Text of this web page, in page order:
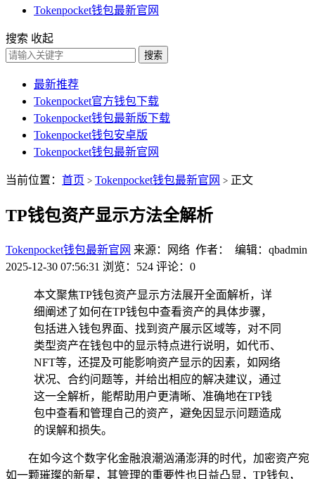
Tokenpocket钱包最新官网
搜索 收起
搜索
最新推荐
Tokenpocket官方钱包下载
Tokenpocket钱包最新版下载
Tokenpocket钱包安卓版
Tokenpocket钱包最新官网
当前位置： 首页 > Tokenpocket钱包最新官网 > 正文
TP钱包资产显示方法全解析
Tokenpocket钱包最新官网 来源：网络 作者： 编辑：qbadmin
2025-12-30 07:56:31 浏览：524 评论：0
本文聚焦TP钱包资产显示方法展开全面解析，详
细阐述了如何在TP钱包中查看资产的具体步骤，
包括进入钱包界面、找到资产展示区域等，对不同
类型资产在钱包中的显示特点进行说明，如代币、
NFT等，还提及可能影响资产显示的因素，如网络
状况、合约问题等，并给出相应的解决建议，通过
这一全解析，能帮助用户更清晰、准确地在TP钱
包中查看和管理自己的资产，避免因显示问题造成
的误解和损失。
在如今这个数字化金融浪潮汹涌澎湃的时代，加密资产宛
如一颗璀璨的新星，其管理的重要性也日益凸显，TP钱包，